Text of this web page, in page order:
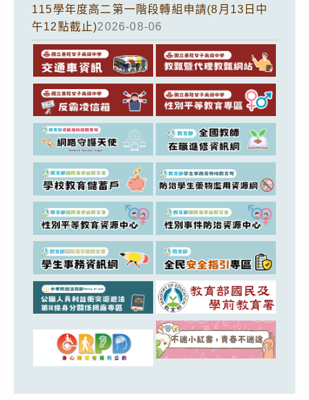
115學年度高二第一階段轉組申請(8月13日中
午12點截止)2026-08-06